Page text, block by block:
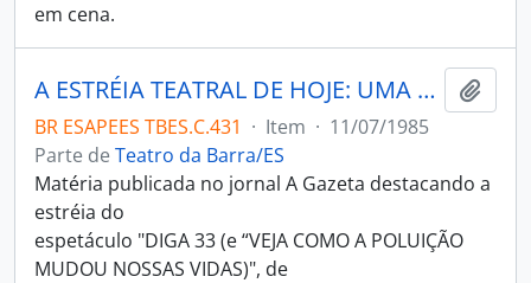
em cena.
A ESTRÉIA TEATRAL DE HOJE: UMA COMÉDIA QUE CRITICA A POLUIÇÃO
BR ESAPEES TBES.C.431 · Item · 11/07/1985
Parte de Teatro da Barra/ES
Matéria publicada no jornal A Gazeta destacando a
estréia do
espetáculo "DIGA 33 (e “VEJA COMO A POLUIÇÃO
MUDOU NOSSAS VIDAS)", de